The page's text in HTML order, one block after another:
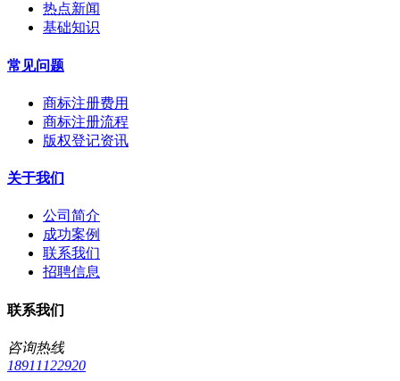
热点新闻
基础知识
常见问题
商标注册费用
商标注册流程
版权登记资讯
关于我们
公司简介
成功案例
联系我们
招聘信息
联系我们
咨询热线
18911122920